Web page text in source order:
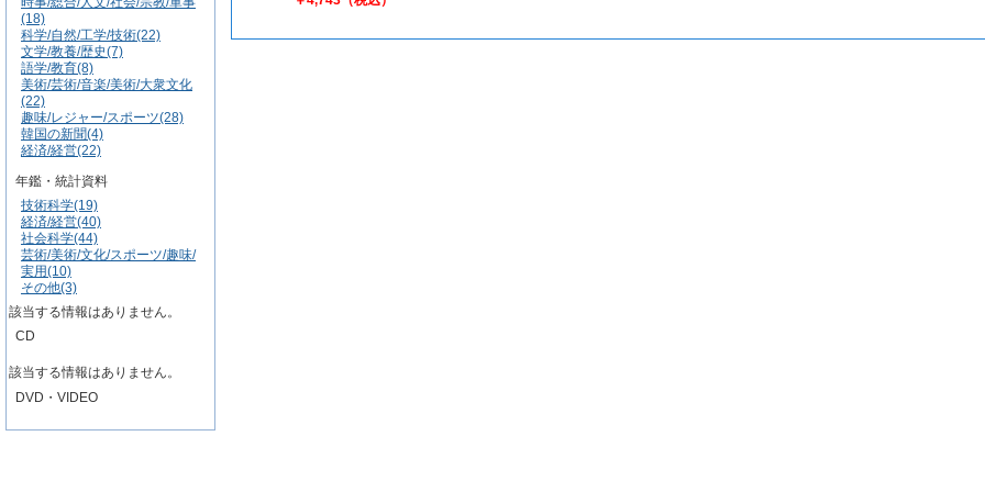
(18)
科学/自然/工学/技術(22)
文学/教養/歴史(7)
語学/教育(8)
美術/芸術/音楽/美術/大衆文化
(22)
趣味/レジャー/スポーツ(28)
韓国の新聞(4)
経済/経営(22)
年鑑・統計資料
技術科学(19)
経済/経営(40)
社会科学(44)
芸術/美術/文化/スポーツ/趣味/
実用(10)
その他(3)
該当する情報はありません。
CD
該当する情報はありません。
DVD・VIDEO